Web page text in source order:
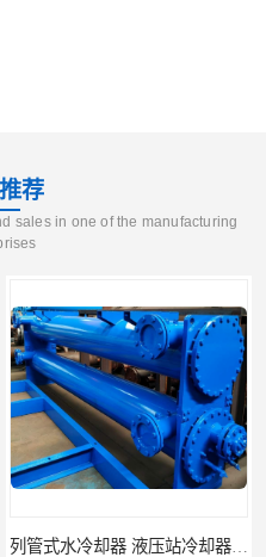
荐
sales in one of the manufacturing
列管式水冷却器 液压站冷却器 打包机油压机冷却器